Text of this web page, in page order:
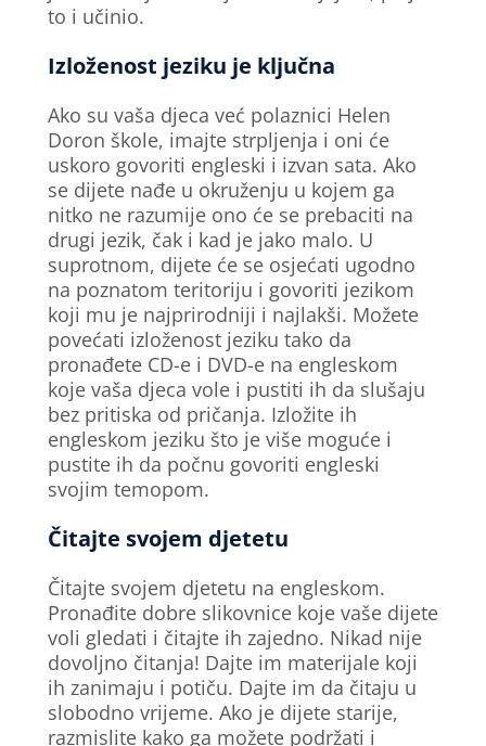
to i učinio.
Izloženost jeziku je ključna
Ako su vaša djeca već polaznici Helen
Doron škole, imajte strpljenja i oni će
uskoro govoriti engleski i izvan sata. Ako
se dijete nađe u okruženju u kojem ga
nitko ne razumije ono će se prebaciti na
drugi jezik, čak i kad je jako malo. U
suprotnom, dijete će se osjećati ugodno
na poznatom teritoriju i govoriti jezikom
koji mu je najprirodniji i najlakši. Možete
povećati izloženost jeziku tako da
pronađete CD-e i DVD-e na engleskom
koje vaša djeca vole i pustiti ih da slušaju
bez pritiska od pričanja. Izložite ih
engleskom jeziku što je više moguće i
pustite ih da počnu govoriti engleski
svojim temopom.
Čitajte svojem djetetu
Čitajte svojem djetetu na engleskom.
Pronađite dobre slikovnice koje vaše dijete
voli gledati i čitajte ih zajedno. Nikad nije
dovoljno čitanja! Dajte im materijale koji
ih zanimaju i potiču. Dajte im da čitaju u
slobodno vrijeme. Ako je dijete starije,
razmislite kako ga možete podržati i